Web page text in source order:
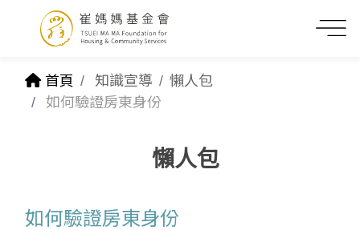
首頁 知識宣導
懶人包
如何驗證房東身份
懶人包
如何驗證房東身份